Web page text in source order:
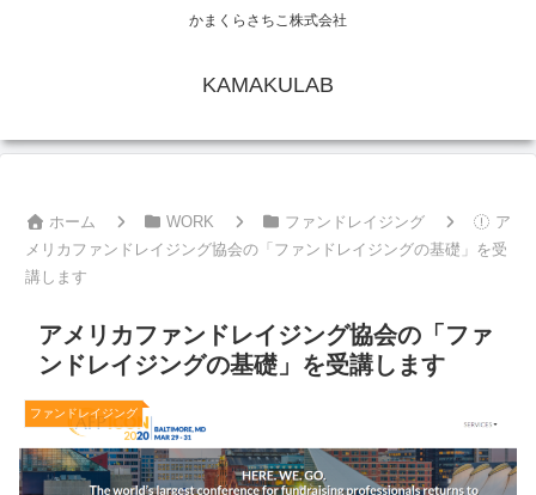
かまくらさちこ株式会社
KAMAKULAB
ホーム WORK ファンドレイジング
ア
メリカファンドレイジング協会の「ファンドレイジングの基礎」を受
講します
アメリカファンドレイジング協会の「ファ
ンドレイジングの基礎」を受講します
ファンドレイジング